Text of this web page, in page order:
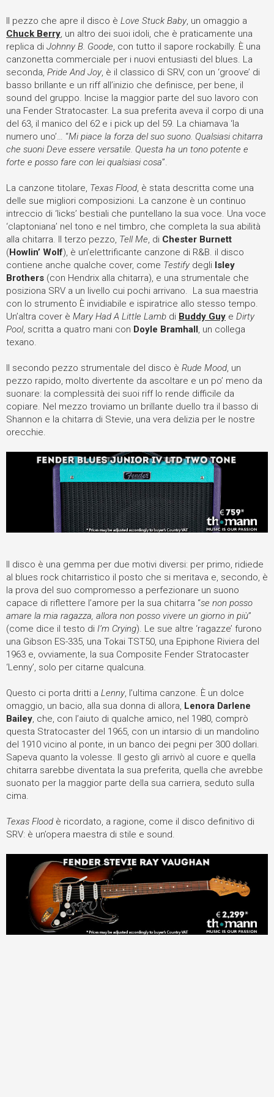
Il pezzo che apre il disco è Love Stuck Baby , un omaggio a
Chuck Berry , un altro dei suoi idoli, che è praticamente una
replica di Johnny B. Goode , con tutto il sapore rockabilly. È una
canzonetta commerciale per i nuovi entusiasti del blues. La
seconda, Pride And Joy , è il classico di SRV, con un ‘groove’ di
basso brillante e un riff all’inizio che definisce, per bene, il
sound del gruppo. Incise la maggior parte del suo lavoro con
una Fender Stratocaster. La sua preferita aveva il corpo di una
del 63, il manico del 62 e i pick up del 59. La chiamava ‘la
numero uno’… “Mi piace la forza del suo suono. Qualsiasi chitarra
che suoni Deve essere versatile. Questa ha un tono potente e
forte e posso fare con lei qualsiasi cosa”.
La canzone titolare, Texas Flood , è stata descritta come una
delle sue migliori composizioni. La canzone è un continuo
intreccio di ‘licks’ bestiali che puntellano la sua voce. Una voce
‘claptoniana’ nel tono e nel timbro, che completa la sua abilità
alla chitarra. Il terzo pezzo, Tell Me , di Chester Burnett
(Howlin’ Wolf), è un’elettrificante canzone di R&B. il disco
contiene anche qualche cover, come Testify degli Isley
Brothers (con Hendrix alla chitarra), e una strumentale che
posiziona SRV a un livello cui pochi arrivano. La sua maestria
con lo strumento È invidiabile e ispiratrice allo stesso tempo.
Un’altra cover è Mary Had A Little Lamb di Buddy Guy e Dirty
Pool, scritta a quatro mani con Doyle Bramhall , un collega
texano.
Il secondo pezzo strumentale del disco è Rude Mood , un
pezzo rapido, molto divertente da ascoltare e un po’ meno da
suonare: la complessità dei suoi riff lo rende difficile da
copiare. Nel mezzo troviamo un brillante duello tra il basso di
Shannon e la chitarra di Stevie, una vera delizia per le nostre
orecchie.
Il disco è una gemma per due motivi diversi: per primo, ridiede
al blues rock chitarristico il posto che si meritava e, secondo, è
la prova del suo compromesso a perfezionare un suono
capace di riflettere l’amore per la sua chitarra “se non posso
amare la mia ragazza, allora non posso vivere un giorno in più”
(come dice il testo di I’m Crying). Le sue altre ‘ragazze’ furono
una Gibson ES-335, una Tokai TST50, una Epiphone Riviera del
1963 e, ovviamente, la sua Composite Fender Stratocaster
‘Lenny’, solo per citarne qualcuna.
Questo ci porta dritti a Lenny, l’ultima canzone. È un dolce
omaggio, un bacio, alla sua donna di allora, Lenora Darlene
Bailey, che, con l’aiuto di qualche amico, nel 1980, comprò
questa Stratocaster del 1965, con un intarsio di un mandolino
del 1910 vicino al ponte, in un banco dei pegni per 300 dollari.
Sapeva quanto la volesse. Il gesto gli arrivò al cuore e quella
chitarra sarebbe diventata la sua preferita, quella che avrebbe
suonato per la maggior parte della sua carriera, seduto sulla
cima.
Texas Flood è ricordato, a ragione, come il disco definitivo di
SRV: è un’opera maestra di stile e sound.